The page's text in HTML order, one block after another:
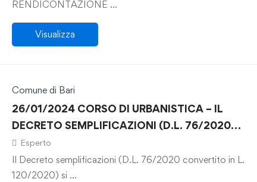
contesto delle responsabilità di risultato, la
revisione del TUEL, evoluzione normativa e
filosofia del diritto contabile”
RENDICONTAZIONE …
Visualizza
Comune di Bari
26/01/2024 CORSO DI URBANISTICA – IL
DECRETO SEMPLIFICAZIONI (D.L. 76/2020
CONVERTITO IN L. 120/2020)
Esperto
Il Decreto semplificazioni (D.L. 76/2020 convertito in L.
120/2020) si …